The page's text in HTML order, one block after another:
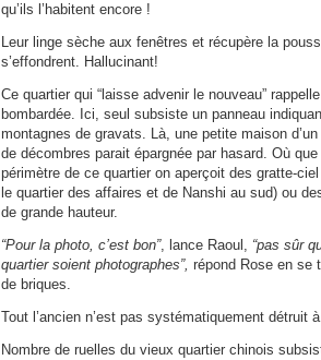
qu’ils l’habitent encore !
Leur linge sèche aux fenêtres et récupère la
s’effondrent. Hallucinant!
Ce quartier qui “laisse advenir le nouveau”
bombardée. Ici, seul subsiste un panneau
montagnes de gravats. Là, une petite maison
de décombres parait épargnée par hasard. Où
périmètre de ce quartier on aperçoit des gratte-
le quartier des affaires et de Nanshi au sud) ou
de grande hauteur.
“Pour la photo, c’est bon”, lance Raoul, “pas sûr
quartier soient photographes”, répond Rose en se
de briques.
Tout l’ancien n’est pas systématiquement détruit
Nombre de ruelles du vieux quartier chinois